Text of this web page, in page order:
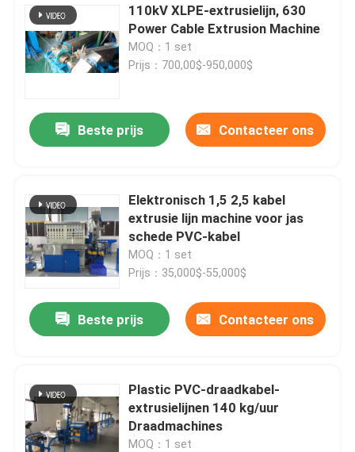
110kV XLPE-extrusielijn, 630
Power Cable Extrusion Machine
MOQ：1 set
Prijs：700,00$-950,000$
Beste prijs Contacteer ons
Elektronisch 1,5 2,5 kabel
extrusie lijn machine voor jas
schede PVC-kabel
MOQ：1 set
Prijs：35,000$-55,000$
Beste prijs Contacteer ons
Plastic PVC-draadkabel-
extrusielijnen 140 kg/uur
Draadmachines
MOQ：1 set